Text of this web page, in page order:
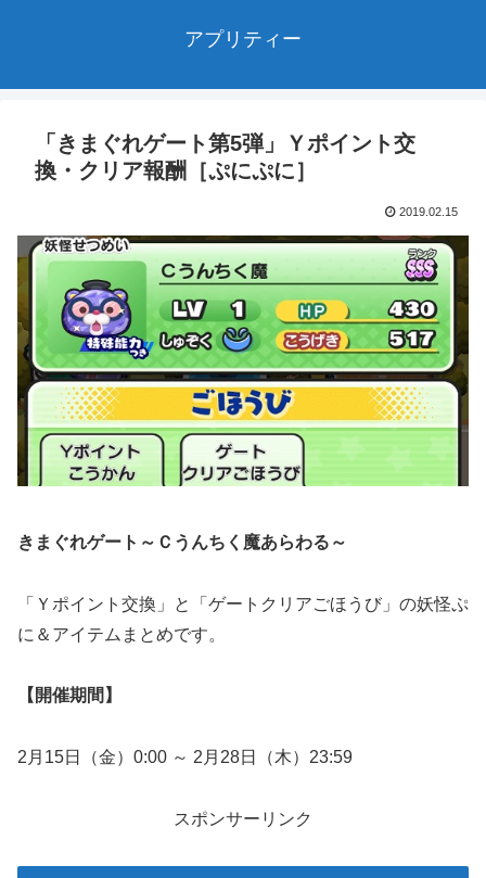
アプリティー
「きまぐれゲート第5弾」Ｙポイント交
換・クリア報酬［ぷにぷに］
2019.02.15
きまぐれゲート～Ｃうんちく魔あらわる～
「Ｙポイント交換」と「ゲートクリアごほうび」の妖怪ぷ
に＆アイテムまとめです。
【開催期間】
2月15日（金）0:00 ～ 2月28日（木）23:59
スポンサーリンク